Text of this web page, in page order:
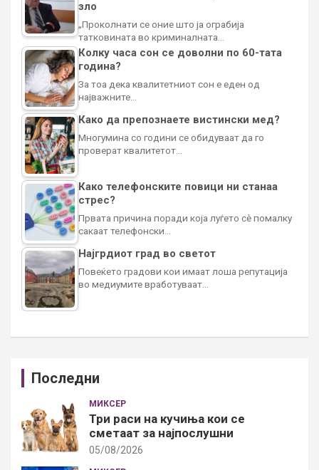
зло
„Проколнати се оние што ја ограбија
татковината во криминалната…
Колку часа сон се доволни по 60-тата
година?
За тоа дека квалитетниот сон е еден од
најважните…
Како да препознаете вистински мед?
Многумина со години се обидуваат да го
проверат квалитетот…
Како телефонските повици ни станаа
стрес?
Првата причина поради која луѓето сè помалку
сакаат телефонски…
Најгрдиот град во светот
Повеќето градови кои имаат лоша репутација
во медиумите вработуваат…
Последни
МИКСЕР
Три раси на кучиња кои се
сметаат за најпослушни
05/08/2026